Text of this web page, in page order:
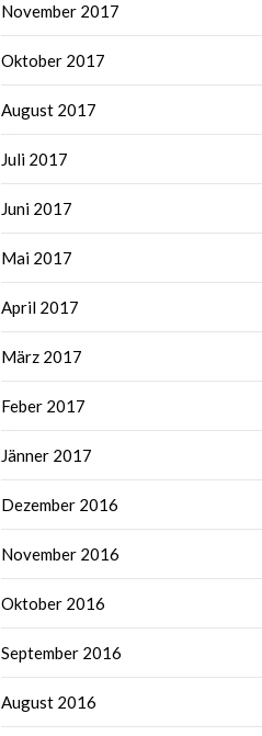
November 2017
Oktober 2017
August 2017
Juli 2017
Juni 2017
Mai 2017
April 2017
März 2017
Feber 2017
Jänner 2017
Dezember 2016
November 2016
Oktober 2016
September 2016
August 2016